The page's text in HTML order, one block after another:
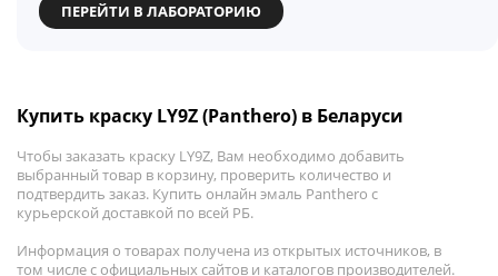
ПЕРЕЙТИ В ЛАБОРАТОРИЮ
Купить краску LY9Z (Panthero) в Беларуси
Чтобы заказать краску LY9Z, Вам необходимо добавить
выбранный товар в корзину, проверить количество и
подтвердить заказ. Купить онлайн эмаль Panthero с
курьерской доставкой по всей РБ.
Информация о товарах получена из открытых источников, в
том числе с официальных сайтов и каталогов производителей.